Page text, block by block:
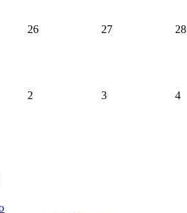
26 27 28
2 3 4